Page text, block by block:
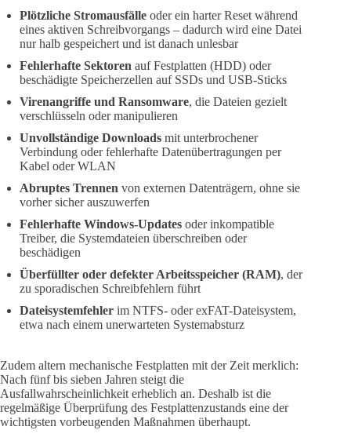
Plötzliche Stromausfälle oder ein harter Reset während
eines aktiven Schreibvorgangs – dadurch wird eine Datei
nur halb gespeichert und ist danach unlesbar
Fehlerhafte Sektoren auf Festplatten (HDD) oder
beschädigte Speicherzellen auf SSDs und USB-Sticks
Virenangriffe und Ransomware, die Dateien gezielt
verschlüsseln oder manipulieren
Unvollständige Downloads mit unterbrochener
Verbindung oder fehlerhafte Datenübertragungen per
Kabel oder WLAN
Abruptes Trennen von externen Datenträgern, ohne sie
vorher sicher auszuwerfen
Fehlerhafte Windows-Updates oder inkompatible
Treiber, die Systemdateien überschreiben oder
beschädigen
Überfüllter oder defekter Arbeitsspeicher (RAM), der
zu sporadischen Schreibfehlern führt
Dateisystemfehler im NTFS- oder exFAT-Dateisystem,
etwa nach einem unerwarteten Systemabsturz
Zudem altern mechanische Festplatten mit der Zeit merklich:
Nach fünf bis sieben Jahren steigt die
Ausfallwahrscheinlichkeit erheblich an. Deshalb ist die
regelmäßige Überprüfung des Festplattenzustands eine der
wichtigsten vorbeugenden Maßnahmen überhaupt.